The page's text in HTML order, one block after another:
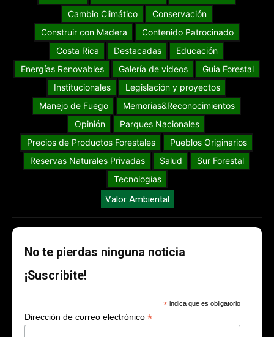
AF Joven AF Mujeres Forestales
Agenda Forestal
Ambiente
Aves del Mundo
Biodiversidad
Cambio Climático
Conservación
Construir con Madera
Contenido Patrocinado
Costa Rica
Destacadas
Educación
Energías Renovables
Galería de videos
Guia Forestal
Institucionales
Legislación y proyectos
Manejo de Fuego
Memorias&Reconocimientos
Parques Nacionales
Precios de Productos Forestales
Pueblos Originarios
Reservas Naturales Privadas
Salud
Tecnologías
Valor Ambiental
No te pierdas ninguna noticia
¡Suscribite!